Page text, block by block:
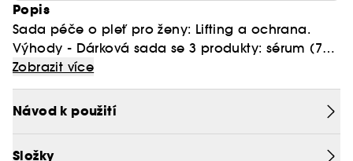
Popis
Sada péče o pleť pro ženy: Lifting a ochrana.
Výhody - Dárková sada se 3 produkty: sérum (7
ml), denní krém (50 ml) a oční krém (5 ml) -
Komplexní anti-aging péče s ochranou SPF 30 -
Pro všechny typy pleti. Co dělá tento produkt
Zobrazit více
Návod k použití
Složky